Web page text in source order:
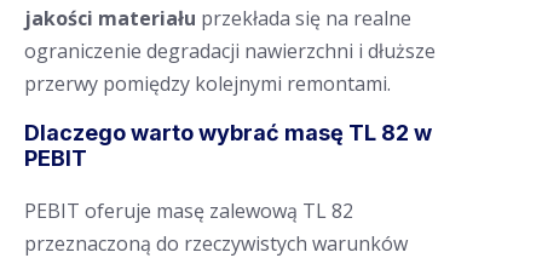
jakości materiału przekłada się na realne
ograniczenie degradacji nawierzchni i dłuższe
przerwy pomiędzy kolejnymi remontami.
Dlaczego warto wybrać masę TL 82 w
PEBIT
PEBIT oferuje masę zalewową TL 82
przeznaczoną do rzeczywistych warunków